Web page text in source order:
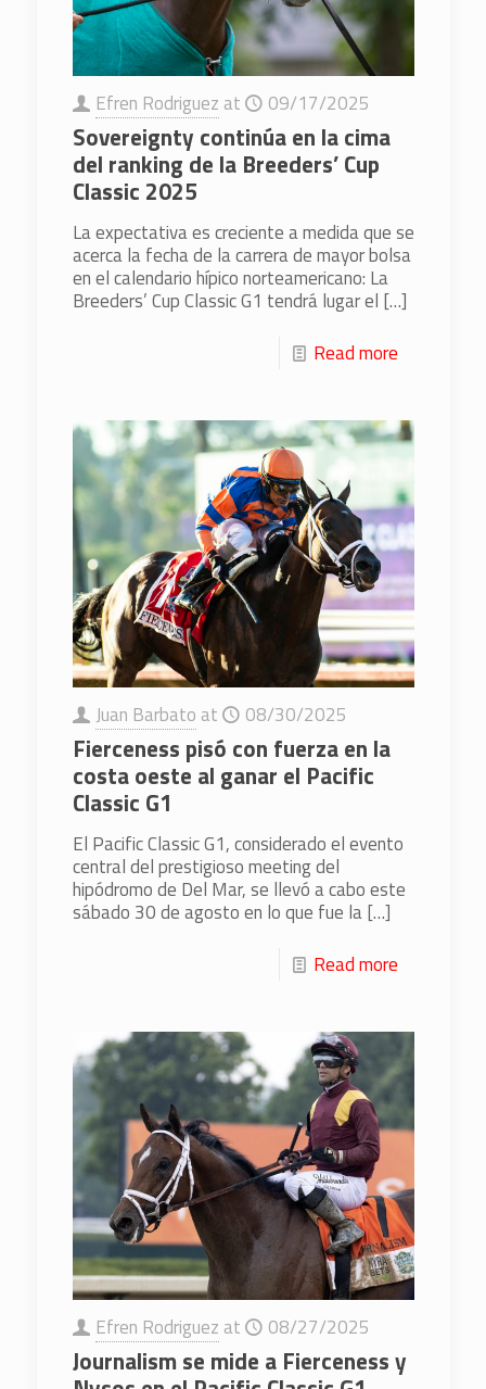
Efren Rodriguez at 09/17/2025
Sovereignty continúa en la cima
del ranking de la Breeders’ Cup
Classic 2025
La expectativa es creciente a medida que se
acerca la fecha de la carrera de mayor bolsa
en el calendario hípico norteamericano: La
Breeders’ Cup Classic G1 tendrá lugar el […]
Read more
Juan Barbato at 08/30/2025
Fierceness pisó con fuerza en la
costa oeste al ganar el Pacific
Classic G1
El Pacific Classic G1, considerado el evento
central del prestigioso meeting del
hipódromo de Del Mar, se llevó a cabo este
sábado 30 de agosto en lo que fue la[…]
Read more
Efren Rodriguez at 08/27/2025
Journalism se mide a Fierceness y